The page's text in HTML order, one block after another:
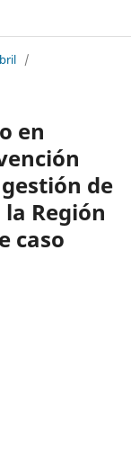
/
en
de
Región
caso